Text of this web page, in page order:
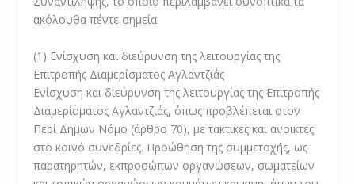
ακόλουθα πέντε σημεία:
(1) Ενίσχυση και διεύρυνση της λειτουργίας της
Επιτροπής Διαμερίσματος Αγλαντζιάς
Ενίσχυση και διεύρυνση της λειτουργίας της Επιτροπής
Διαμερίσματος Αγλαντζιάς, όπως προβλέπεται στον
Περί Δήμων Νόμο (άρθρο 70), με τακτικές και ανοικτές
στο κοινό συνεδρίες. Προώθηση της συμμετοχής, ως
παρατηρητών, εκπροσώπων οργανώσεων, σωματείων